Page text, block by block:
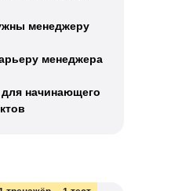
менеджеру
менеджера
для начинающего